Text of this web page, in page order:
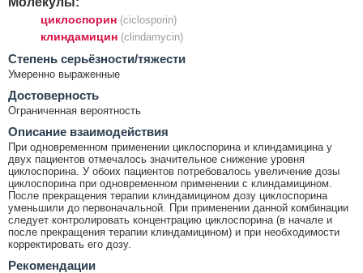
циклоспорин (ciclosporin)
клиндамицин (clindamycin)
Cтепень серьёзности/тяжести
Умеренно выраженные
Достоверность
Ограниченная вероятность
Описание взаимодействия
При одновременном применении циклоспорина и клиндамицина у
двух пациентов отмечалось значительное снижение уровня
циклоспорина. У обоих пациентов потребовалось увеличение дозы
циклоспорина при одновременном применении с клиндамицином.
После прекращения терапии клиндамицином дозу циклоспорина
уменьшили до первоначальной. При применении данной комбинации
следует контролировать концентрацию циклоспорина (в начале и
после прекращения терапии клиндамицином) и при необходимости
корректировать его дозу.
Рекомендации